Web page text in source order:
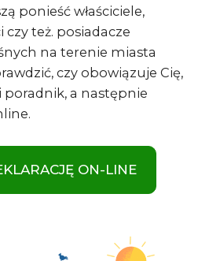
ponieść właściciele,
też. posiadacze
na terenie miasta
czy obowiązuje Cię,
a następnie
ON-LINE